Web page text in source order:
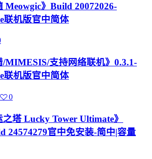
Meowgic》Build 20072026-
联机版官中简体
/MIMESIS/支持网络联机》0.3.1-
联机版官中简体
0
之塔 Lucky Tower Ultimate》
24574279官中免安装-简中|容量